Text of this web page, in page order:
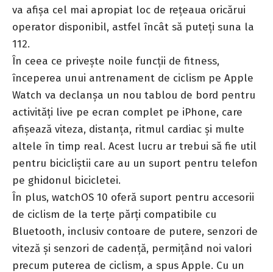
va afișa cel mai apropiat loc de rețeaua oricărui
operator disponibil, astfel încât să puteți suna la
112.
În ceea ce privește noile funcții de fitness,
începerea unui antrenament de ciclism pe Apple
Watch va declanșa un nou tablou de bord pentru
activități live pe ecran complet pe iPhone, care
afișează viteza, distanța, ritmul cardiac și multe
altele în timp real. Acest lucru ar trebui să fie util
pentru bicicliștii care au un suport pentru telefon
pe ghidonul bicicletei.
În plus, watchOS 10 oferă suport pentru accesorii
de ciclism de la terțe părți compatibile cu
Bluetooth, inclusiv contoare de putere, senzori de
viteză și senzori de cadență, permițând noi valori
precum puterea de ciclism, a spus Apple. Cu un